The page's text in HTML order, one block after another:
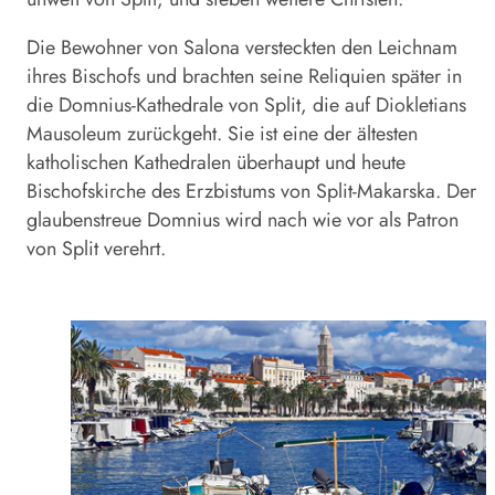
Die Bewohner von Salona versteckten den Leichnam
ihres Bischofs und brachten seine Reliquien später in
die Domnius-Kathedrale von Split, die auf Diokletians
Mausoleum zurückgeht. Sie ist eine der ältesten
katholischen Kathedralen überhaupt und heute
Bischofskirche des Erzbistums von Split-Makarska. Der
glaubens­treue Domnius wird nach wie vor als Patron
von Split verehrt.